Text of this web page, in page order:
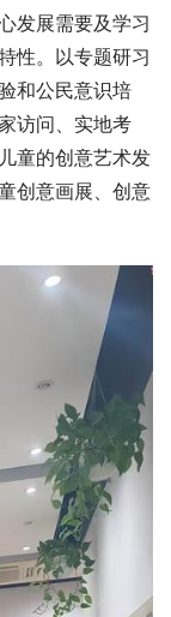
发展需要及学习
性。以专题研习
和公民意识培
访问、实地考
童的创意艺术发
创意画展、创意